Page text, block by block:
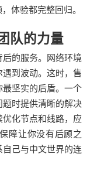
体验都完整回归。
队的力量
的服务。网络环境
到波动。这时，售
坚实的后盾。一个
时提供清晰的解决
化节点和线路，应
障让你没有后顾之
己与中文世界的连